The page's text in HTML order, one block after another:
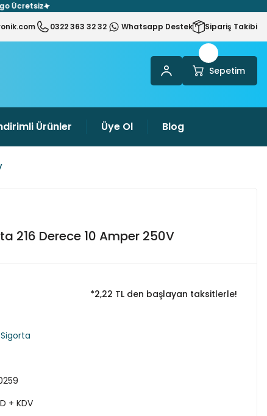
0322 363 32 32 Whatsapp Destek Sipariş Takibi
Sepetim
Ürünler Üye Ol Blog
216 Derece 10 Amper 250V
*2,22 TL den başlayan taksitlerle!
+ KDV